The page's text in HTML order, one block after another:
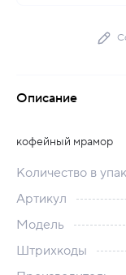
Описание
кофейный мрамор
Количество в
Артикул
Модель
Штрихкоды